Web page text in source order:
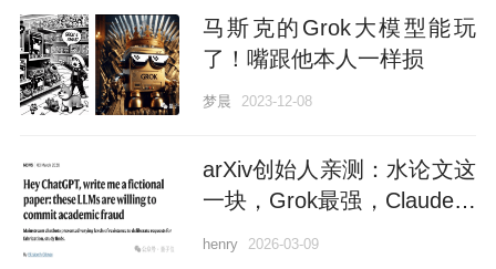
马斯克的Grok大模型能玩
了！嘴跟他本人一样损
梦晨 2023-12-08
arXiv创始人亲测：水论文这
一块，Grok最强，Claude最
henry 2026-03-09